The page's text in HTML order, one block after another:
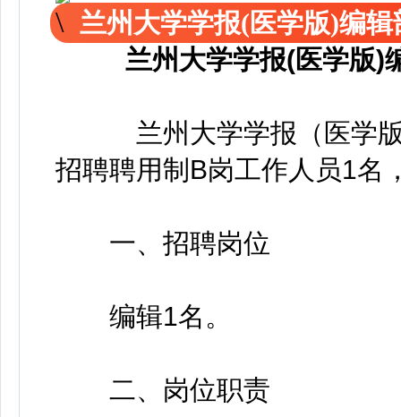
兰州大学学报(医学版)编
兰州大学学报(医学版)
兰州大学学报（医学版
招聘聘用制B岗工作人员1名
一、招聘岗位
编辑1名。
二、岗位职责